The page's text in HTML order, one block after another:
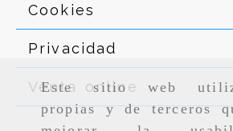
Este sitio web
propias y de terceros
Cookies
Privacidad
Venta online